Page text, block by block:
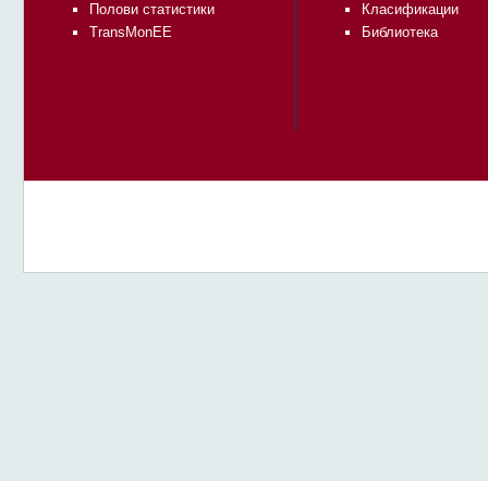
Полови статистики
TransMonEE
Класификации
Библиотека